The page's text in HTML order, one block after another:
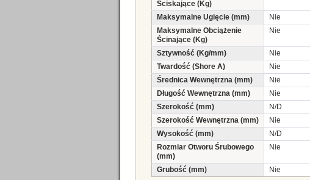
Ściskające (Kg)
Maksymalne Ugięcie (mm)
Nie
Maksymalne Obciążenie
Ścinające (Kg)
Nie
Sztywność (Kg/mm)
Nie
Twardość (Shore A)
Nie
Średnica Wewnętrzna (mm)
Nie
Długość Wewnętrzna (mm)
Nie
Szerokość (mm)
N/D
Szerokość Wewnętrzna (mm)
Nie
Wysokość (mm)
N/D
Rozmiar Otworu Śrubowego
(mm)
Nie
Grubość (mm) Nie